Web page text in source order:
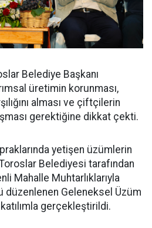
Belediye Başkanı
üretimin korunması,
alması ve çiftçilerin
gerektiğine dikkat çekti.
yetişen üzümlerin
Belediyesi tarafından
Mahalle Muhtarlıklarıyla
düzenlenen Geleneksel Üzüm
gerçekleştirildi.